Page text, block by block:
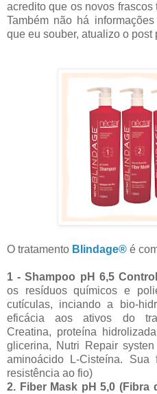
acredito que os novos
Também não há
que eu souber, atualizo o post
O tratamento Blindage® é
1 - Shampoo pH 6,5
os resíduos químicos e
cutículas, inciando a bio-
eficácia aos ativos do
Creatina, proteína
glicerina, Nutri Repair
aminoácido L-Cisteína.
resistência ao fio)
2. Fiber Mask pH 5,0 (Fibra